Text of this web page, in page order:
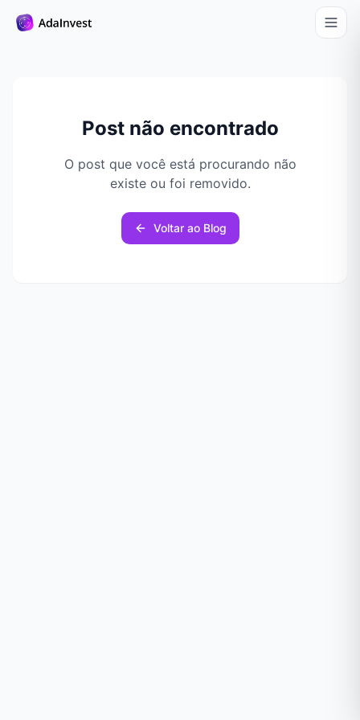
Post não encontrado
O post que você está procurando não
existe ou foi removido.
Voltar ao Blog